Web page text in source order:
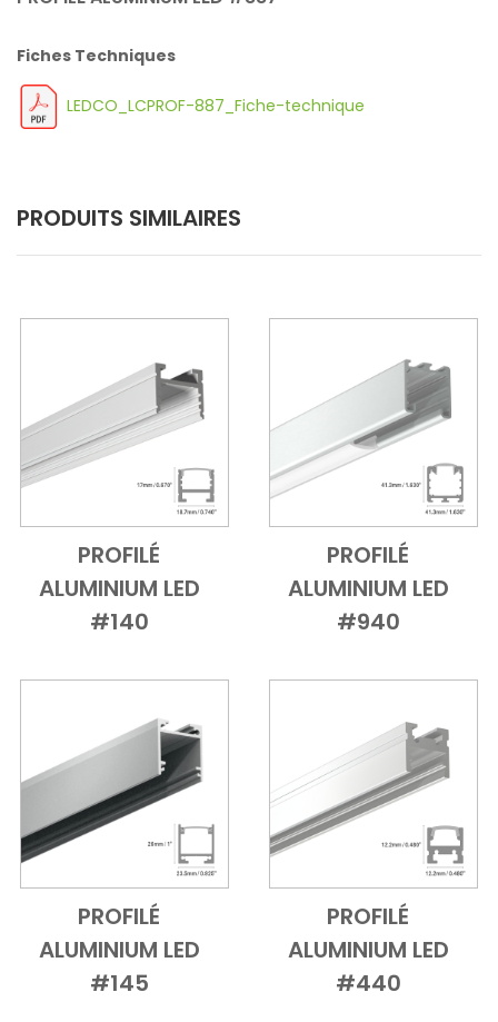
Fiches Techniques
LEDCO_LCPROF-887_Fiche-technique
PRODUITS SIMILAIRES
Add to CartVue d'ensemble
PROFILÉ
ALUMINIUM LED
#140
Add to Cart
Vue
PROFILÉ
ALUMINIUM LED
#940
Add to CartVue d'ensemble
PROFILÉ
ALUMINIUM LED
#145
Add to Cart
Vue
PROFILÉ
ALUMINIUM LED
#440